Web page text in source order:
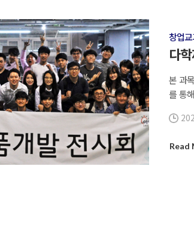
창업
다
본 과
를 통
창출
Read